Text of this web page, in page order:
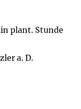
plant. Stunde
a. D.